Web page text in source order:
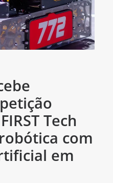
Tech
com
em